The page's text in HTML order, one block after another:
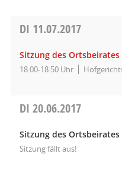
DI 11.07.2017
Sitzung des
18:00-18:50 Uhr
DI 20.06.2017
Sitzung des
Sitzung fällt aus!